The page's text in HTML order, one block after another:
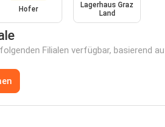
Hofer
Lagerhaus Graz
Land
Filialen verfügbar, basierend